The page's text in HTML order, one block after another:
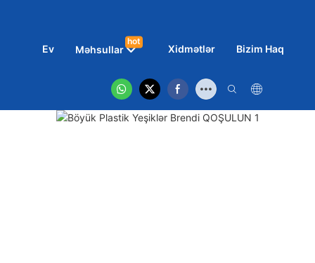
Ev Məhsullar
hot
Xidmətlər Bizim Haqqımız